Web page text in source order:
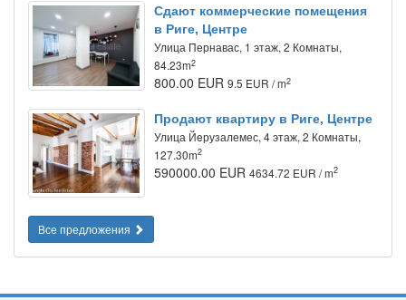
Сдают коммерческие помещения
в Риге, Центре
Улица Пернавас, 1 этаж, 2 Комнаты,
84.23m2
800.00 EUR 9.5 EUR / m2
Продают квартиру в Риге, Центре
Улица Йeрузалемес, 4 этаж, 2 Комнаты,
127.30m2
590000.00 EUR 4634.72 EUR / m2
Все предложения